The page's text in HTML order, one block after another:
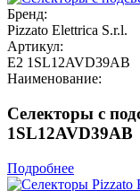
Бренд:
Pizzato Elettrica S.r.l.
Артикул:
E2 1SL12AVD39AB
Наименование:
Селекторы с
1SL12AVD39AB
Подробнее